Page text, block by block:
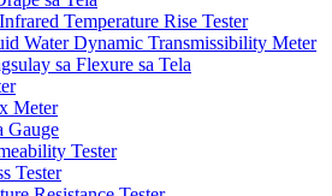
Temperature Rise Tester
Water Dynamic Transmissibility Meter
sa Flexure sa Tela
Meter
Gauge
Tester
Tester